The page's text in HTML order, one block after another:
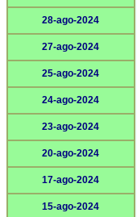
28-ago-2024
27-ago-2024
25-ago-2024
24-ago-2024
23-ago-2024
20-ago-2024
17-ago-2024
15-ago-2024